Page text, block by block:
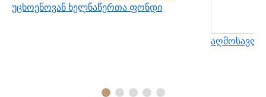
უცხოენოვან ხელნაწერთა ფონდი